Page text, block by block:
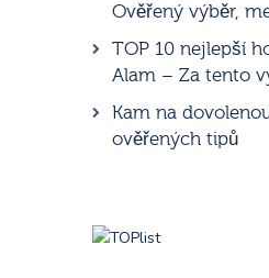
Ověřený výběr,
TOP 10 nejlepší
Alam – Za tento
Kam na
ověřených tipů